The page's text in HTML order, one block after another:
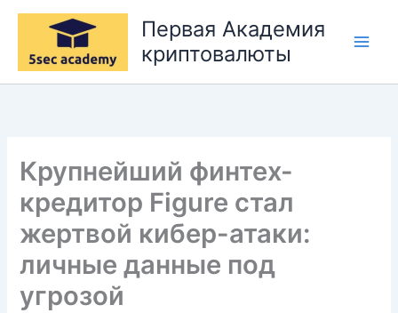
Перейти
содержимому
Первая Академия
криптовалюты
Крупнейший финтех-
кредитор Figure стал
жертвой кибер-атаки:
личные данные под
угрозой